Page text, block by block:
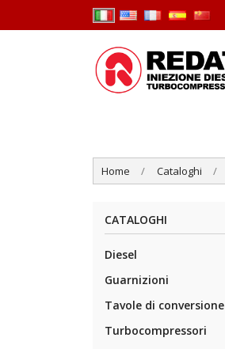
Home Cataloghi
CATALOGHI
Diesel
Guarnizioni
Tavole di conversione
Turbocompressori